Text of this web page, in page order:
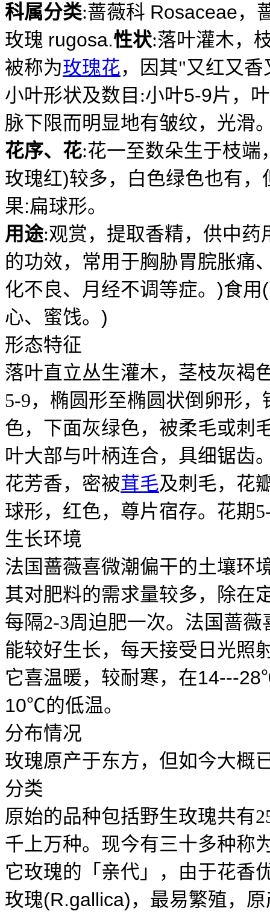
科属分类:蔷薇科 Rosaceae，
玫瑰 rugosa.性状:落叶灌木，
被称为玫瑰花，因其"又红又香
小叶形状及数目 :小叶5-9片，
脉下限而明显地有皱纹，光滑
花序、花:花一至数朵生于枝端
玫瑰红)较多，白色绿色也有，
果:扁球形。
用途:观赏，提取香精，供中药
的功效，常用于胸胁胃脘胀痛
化不良、月经不调等症。 )食用 (
心、蜜饯。 )
形态特征
落叶直立丛生灌木，茎枝灰褐
5-9，椭圆形至椭圆状倒卵形
色，下面灰绿色，被柔毛或刺
叶大部与叶柄连合，具细锯齿
花芳香，密被茸毛及刺毛，花
球形，红色，尊片宿存。花期
生长环境
法国蔷薇喜微潮偏干的土壤环
其对肥料的需求量较多，除在
每隔2-3周迫肥一次。法国蔷
能较好生长，每天接受日光照
它喜温暖，较耐寒，在14---
10℃的低温。
分布情况
玫瑰原产于东方，但如今大概
分类
原始的品种包括野生玫瑰共有
千上万种。现今有三十多种称
它玫瑰的「亲代」，由于花香
玫瑰(R.gallica) ，最易繁殖，